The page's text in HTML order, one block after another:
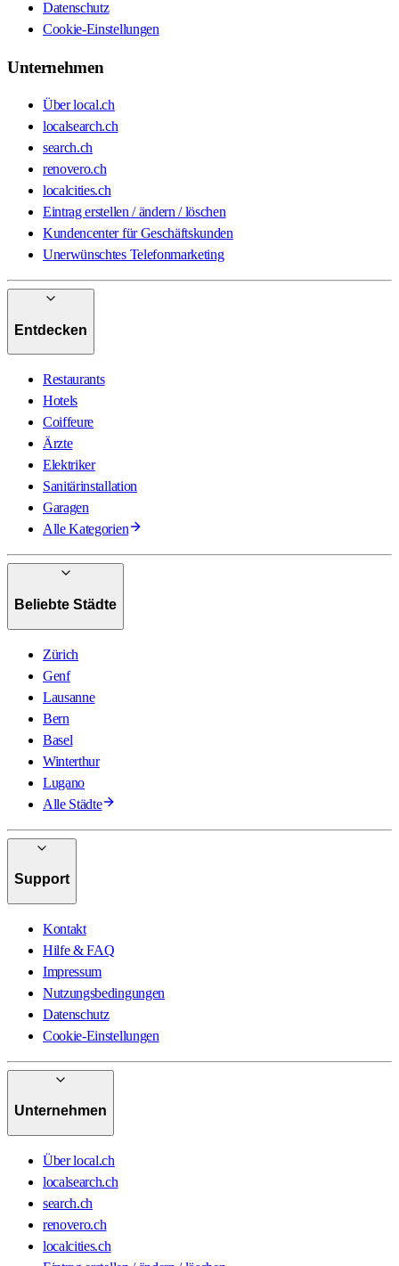
Datenschutz
Cookie-Einstellungen
Unternehmen
Über local.ch
localsearch.ch
search.ch
renovero.ch
localcities.ch
Eintrag erstellen / ändern / löschen
Kundencenter für Geschäftskunden
Unerwünschtes Telefonmarketing
Entdecken
Restaurants
Hotels
Coiffeure
Ärzte
Elektriker
Sanitärinstallation
Garagen
Alle Kategorien
Beliebte Städte
Zürich
Genf
Lausanne
Bern
Basel
Winterthur
Lugano
Alle Städte
Support
Kontakt
Hilfe & FAQ
Impressum
Nutzungsbedingungen
Datenschutz
Cookie-Einstellungen
Unternehmen
Über local.ch
localsearch.ch
search.ch
renovero.ch
localcities.ch